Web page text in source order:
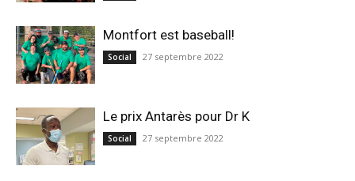
Montfort est baseball!
Social 27 septembre 2022
Le prix Antarès pour Dr K
Social 27 septembre 2022